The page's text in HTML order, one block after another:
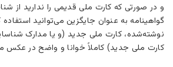
و در صورتی که کارت ملی قدیمی را ندارید از
گواهینامه به عنوان جایگزین می‌توانید
نوشته‌شده، کارت ملی جدید (و یا مدارک
کارت ملی جدید) کاملاً خوانا و واضح در